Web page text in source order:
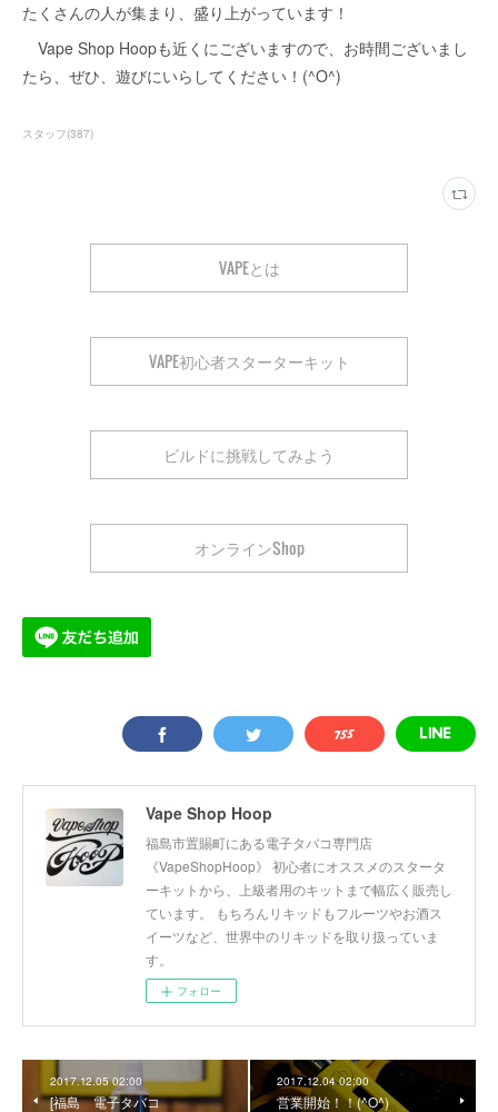
たくさんの人が集まり、盛り上がっています！
Vape Shop Hoopも近くにございますので、お時間ございまし
たら、ぜひ、遊びにいらしてください！(^O^)
スタッフ(387)
VAPEとは
VAPE初心者スターターキット
ビルドに挑戦してみよう
オンラインShop
Vape Shop Hoop
福島市置賜町にある電子タバコ専門店
《VapeShopHoop》 初心者にオススメのスタータ
ーキットから、上級者用のキットまで幅広く販売し
ています。 もちろんリキッドもフルーツやお酒ス
イーツなど、世界中のリキッドを取り扱っていま
す。
フォロー
2017.12.05 02:00
[福島 電子タバコ
2017.12.04 02:00
営業開始！！(^O^)